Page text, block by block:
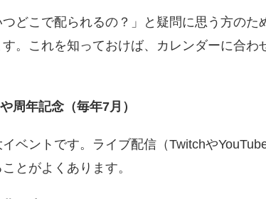
どこで配られるの？」と疑問に思う方の
。これを知っておけば、カレンダーに合
周年記念（毎年7月）
ベントです。ライブ配信（Twitchや
とがよくあります。